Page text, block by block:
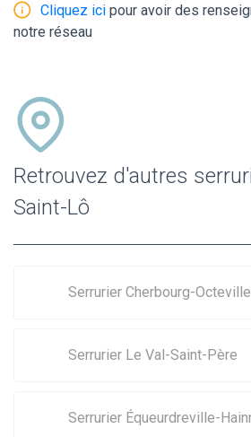
Cliquez ici pour avoir des
notre réseau
Retrouvez d'autres
Saint-Lô
Serrurier Cherbourg-Octeville
Serrurier Le Val-Saint-Père
Serrurier Équeurdreville-